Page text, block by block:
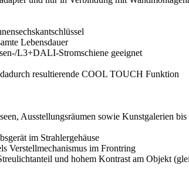
Lebensdauer
L3+DALI-Stromschiene geeignet
resultierende COOL TOUCH Funktion
Ausstellungsräumen sowie Kunstgalerien
im Strahlergehäuse
Verstellmechanismus im Frontring
und hohem Kontrast am Objekt